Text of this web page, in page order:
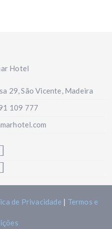
29, São Vicente, Madeira
109 777
de Privacidade | Termos e